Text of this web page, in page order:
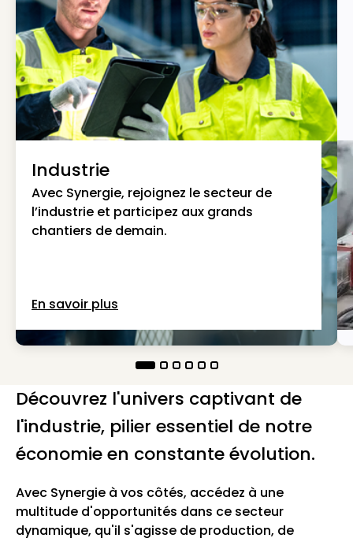
Industrie
Avec Synergie, rejoignez le secteur de
l’industrie et participez aux grands
chantiers de demain.
En savoir plus
Découvrez l'univers captivant de
l'industrie, pilier essentiel de notre
économie en constante évolution.
Avec Synergie à vos côtés, accédez à une
multitude d'opportunités dans ce secteur
dynamique, qu'il s'agisse de production, de